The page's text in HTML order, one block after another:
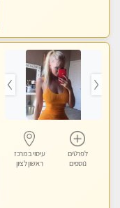
לפרטים
נוספים
עיסוי במרכז
ראשון לציון